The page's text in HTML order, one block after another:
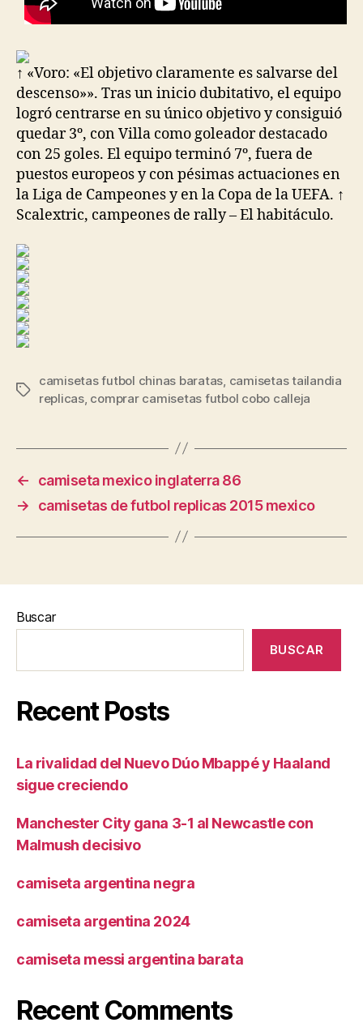
↑ «Voro: «El objetivo claramente es salvarse del
descenso»». Tras un inicio dubitativo, el equipo
logró centrarse en su único objetivo y consiguió
quedar 3º, con Villa como goleador destacado
con 25 goles. El equipo terminó 7º, fuera de
puestos europeos y con pésimas actuaciones en
la Liga de Campeones y en la Copa de la UEFA. ↑
Scalextric, campeones de rally – El habitáculo.
Etiquetas
camisetas futbol chinas baratas camisetas tailandia
replicas, comprar camisetas futbol cobo calleja
←
camiseta mexico inglaterra 86
→
camisetas de futbol replicas 2015 mexico
Buscar
BUSCAR
Recent Posts
La rivalidad del Nuevo Dúo Mbappé y Haaland
sigue creciendo
Manchester City gana 3-1 al Newcastle con
Malmush decisivo
camiseta argentina negra
camiseta argentina 2024
camiseta messi argentina barata
Recent Comments